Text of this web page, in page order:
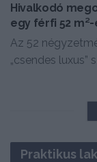
Hivalkodó
egy férfi 52
Az 52
„csendes luxus”
Praktikus